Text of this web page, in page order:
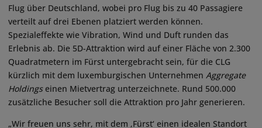
Flug über Deutschland, wobei pro Flug bis zu 40 Passagiere
verteilt auf drei Ebenen platziert werden können.
Spezialeffekte wie Vibration, Wind und Duft runden das
Erlebnis ab. Die 5D-Attraktion wird auf einer Fläche von 2.300
Quadratmetern im Fürst untergebracht sein, für die CLG
kürzlich mit dem luxemburgischen Unternehmen Aggregate
Holdingseinen Mietvertrag unterzeichnete. Rund 500.000
zusätzliche Besucher soll die Attraktion pro Jahr generieren.
„Wir freuen uns sehr, mit dem ‚Fürst‘ einen idealen Standort